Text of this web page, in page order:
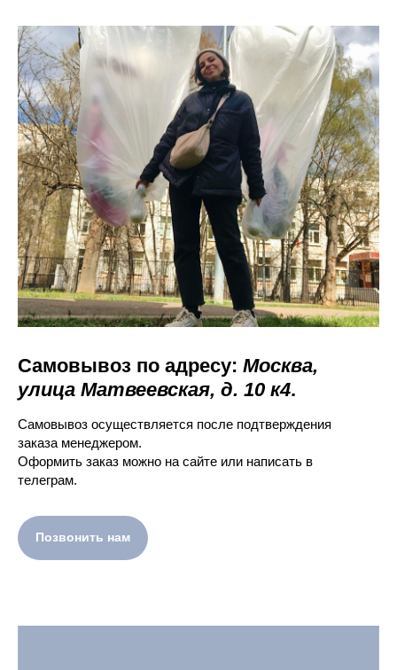
Самовывоз по адресу: Москва,
улица Матвеевская, д. 10 к4.
Самовывоз осуществляется после подтверждения
заказа менеджером.
Оформить заказ можно на сайте или написать в
телеграм.
Позвонить нам